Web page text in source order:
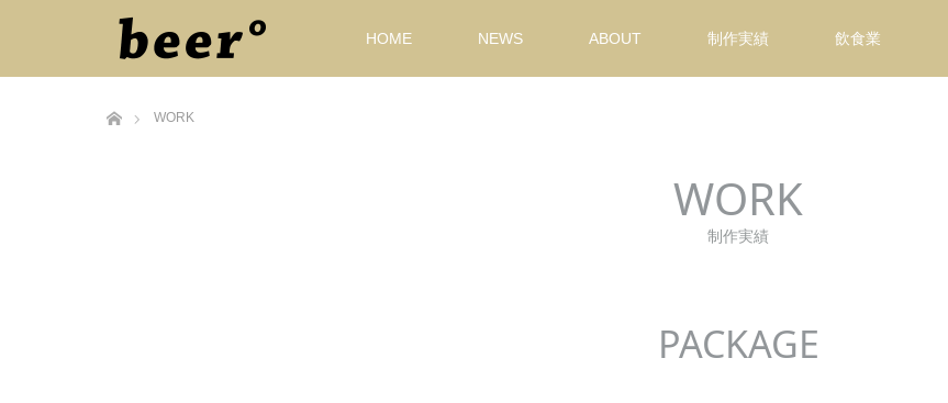
HOME NEWS ABOUT 制作実績 飲食業
WORK
WORK
制作実績
PACKAGE